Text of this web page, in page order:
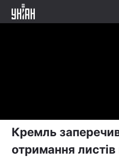
Кремль
отримання